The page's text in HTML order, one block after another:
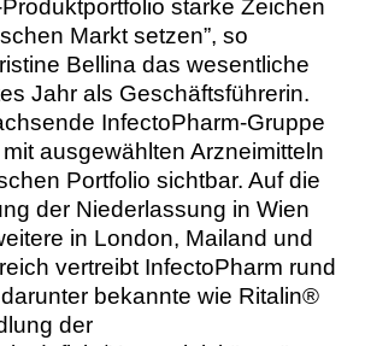
starke Zeichen
Markt setzen”, so
Bellina das wesentliche
Jahr als Geschäftsführerin.
InfectoPharm-Gruppe
ausgewählten Arzneimitteln
Portfolio sichtbar. Auf die
der Niederlassung in Wien
in London, Mailand und
vertreibt InfectoPharm rund
bekannte wie Ritalin®
der